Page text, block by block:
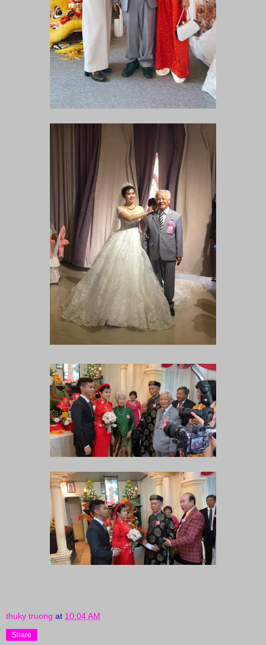
thuky truong at 10:04 AM
Share